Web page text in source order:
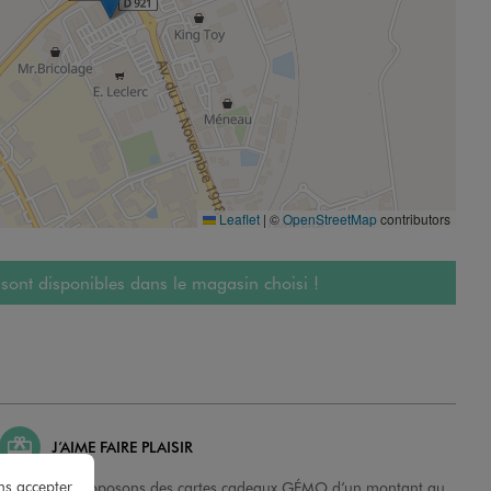
Leaflet | ©OpenStreetMapcontributors
disponibles dans le magasin choisi !
J’AIME FAIRE PLAISIR
accepter